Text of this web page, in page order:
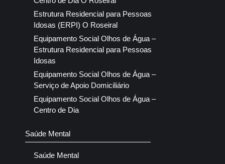
Estrutura Residencial para Pessoas
Idosas (ERPI) O Roseiral
Equipamento Social Olhos de Água –
Estrutura Residencial para Pessoas
Idosas
Equipamento Social Olhos de Água –
Serviço de Apoio Domiciliário
Equipamento Social Olhos de Água –
Centro de Dia
Saúde Mental
Saúde Mental